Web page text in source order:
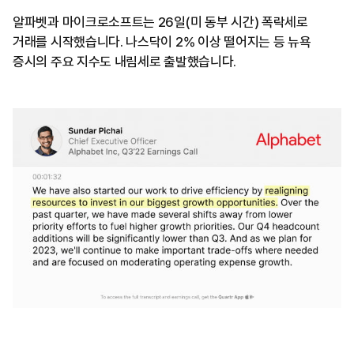
알파벳과 마이크로소프트는 26일(미 동부 시간) 폭락세로
거래를 시작했습니다. 나스닥이 2% 이상 떨어지는 등 뉴욕
증시의 주요 지수도 내림세로 출발했습니다.